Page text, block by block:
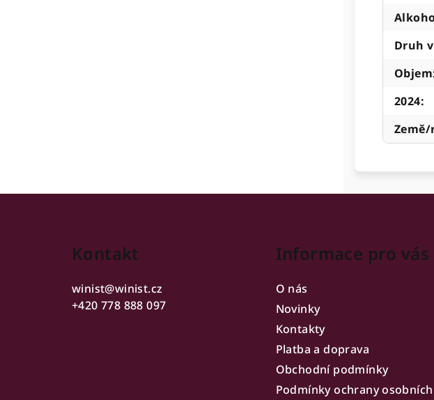
Druh
Objem
2024:
Kontakt
winist@winist.cz
+420 778 888 097
Informace pro vás
O nás
Novinky
Kontakty
Platba a doprava
Obchodní podmínky
Podmínky ochrany osobních